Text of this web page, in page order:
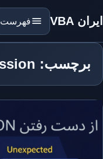
ایران VBA فهرست
برچسب: php session